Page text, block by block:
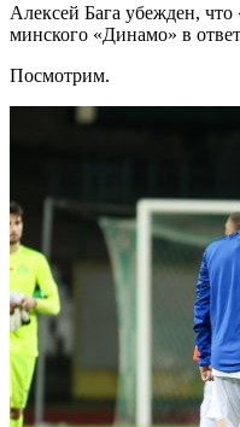
Алексей Бага убежден,
минского «Динамо» в
Посмотрим.